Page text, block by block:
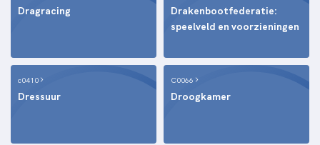
Dragracing
Drakenbootfederatie:
speelveld en voorzieningen
c0410
Dressuur
C0066
Droogkamer